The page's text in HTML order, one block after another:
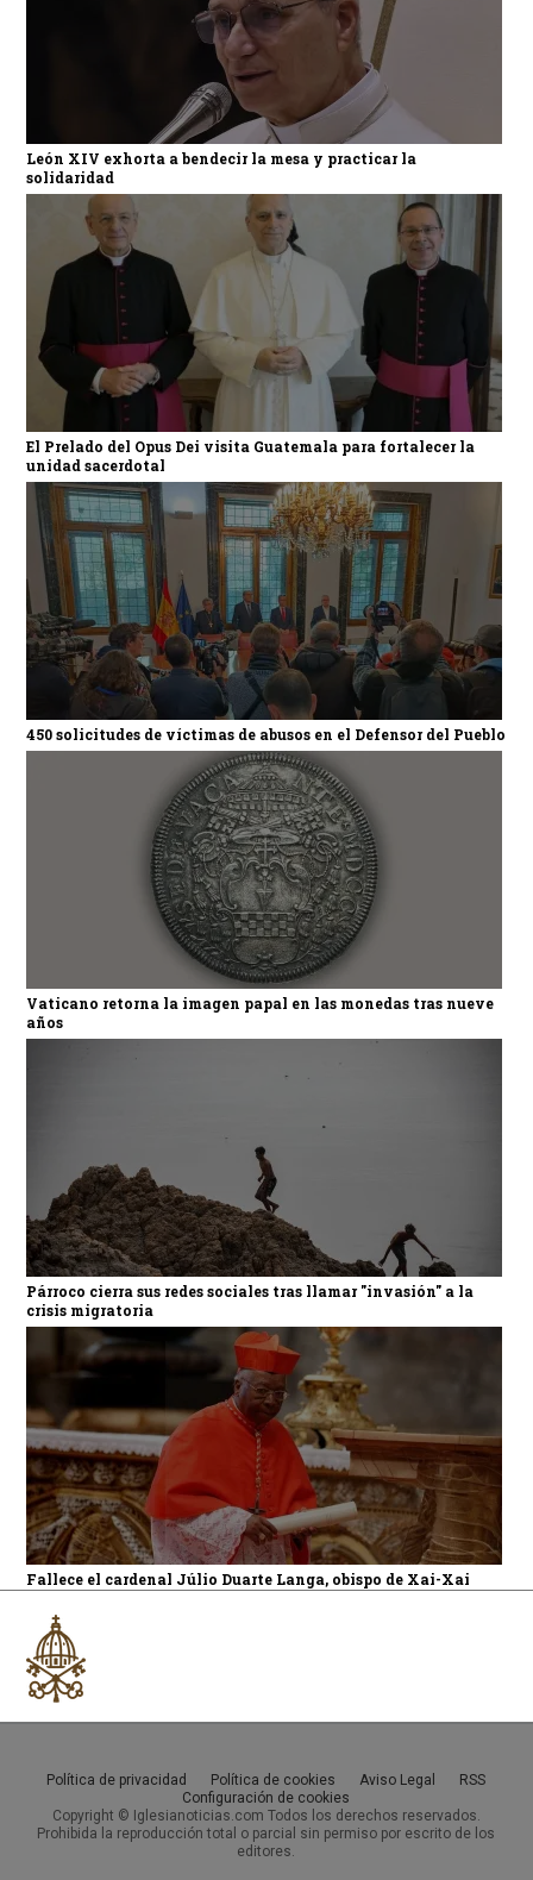
León XIV exhorta a bendecir la mesa y practicar la
solidaridad
El Prelado del Opus Dei visita Guatemala para fortalecer la
unidad sacerdotal
450 solicitudes de víctimas de abusos en el Defensor del Pueblo
Vaticano retorna la imagen papal en las monedas tras nueve
años
Párroco cierra sus redes sociales tras llamar "invasión" a la
crisis migratoria
Fallece el cardenal Júlio Duarte Langa, obispo de Xai-Xai
Política de privacidad Política de cookies Aviso Legal
RSS
Configuración de cookies
Copyright © Iglesianoticias.com Todos los derechos reservados.
Prohibida la reproducción total o parcial sin permiso por escrito de los
editores.